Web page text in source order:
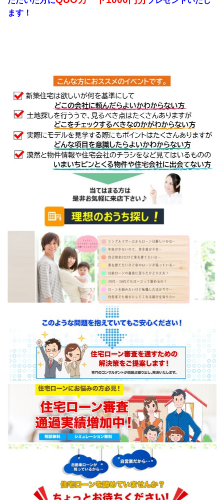
ます！